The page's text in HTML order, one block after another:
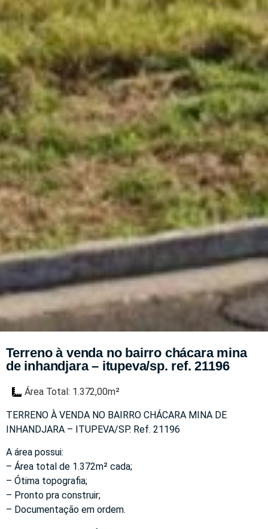
Terreno à venda no bairro chácara mina
de inhandjara – itupeva/sp. ref. 21196
Área Total: 1.372,00m²
TERRENO À VENDA NO BAIRRO CHÁCARA MINA DE
INHANDJARA – ITUPEVA/SP. Ref. 21196
A área possui:
– Área total de 1.372m² cada;
– Ótima topografia;
– Pronto pra construir;
– Documentação em ordem.